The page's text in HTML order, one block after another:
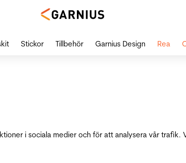
i sociala medier och för att analysera vår
Stickor Tillbehör Garnius Design Rea